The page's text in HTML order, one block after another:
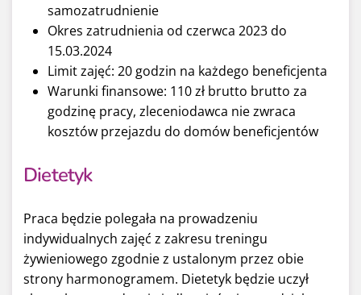
samozatrudnienie
Okres zatrudnienia od czerwca 2023 do
15.03.2024
Limit zajęć: 20 godzin na każdego beneficjenta
Warunki finansowe: 110 zł brutto brutto za
godzinę pracy, zleceniodawca nie zwraca
kosztów przejazdu do domów beneficjentów
Dietetyk
Praca będzie polegała na prowadzeniu
indywidualnych zajęć z zakresu treningu
żywieniowego zgodnie z ustalonym przez obie
strony harmonogramem. Dietetyk będzie uczył